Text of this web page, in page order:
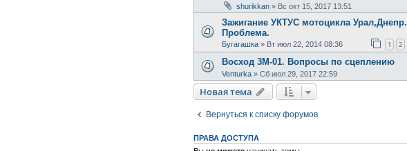
shurikkan » Вс окт 15, 2017 13:51
Зажигание УКТУС мотоцикла Урал,Днепр.
Проблема.
Бугагашка » Вт июл 22, 2014 08:36 1 2
Восход 3М-01. Вопросы по сцеплению
Venturka » Сб июл 29, 2017 22:59
Новая тема
Вернуться к списку форумов
ПРАВА ДОСТУПА